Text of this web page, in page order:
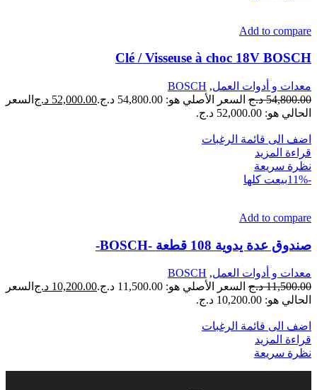
Add to compare
Clé / Visseuse à choc 18V BOSCH
معدات و أدوات العمل,
BOSCH
54,800.00 د.ج السعر الأصلي هو: 54,800.00 د.ج. 52,000.00 د.ج السعر
الحالي هو: 52,000.00 د.ج.
اضف الى قائمة الرغبات
قراءة المزيد
نظرة سريعة
-11%
بيعت كلها
Add to compare
صندوق عدة يدوية 108 قطعة -BOSCH-
معدات و أدوات العمل,
BOSCH
11,500.00 د.ج السعر الأصلي هو: 11,500.00 د.ج. 10,200.00 د.ج السعر
الحالي هو: 10,200.00 د.ج.
اضف الى قائمة الرغبات
قراءة المزيد
نظرة سريعة